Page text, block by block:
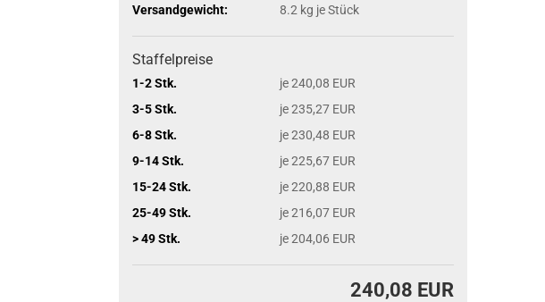
Versandgewicht:
8.2 kg je Stück
Staffelpreise
1-2 Stk.
je 240,08 EUR
3-5 Stk.
je 235,27 EUR
6-8 Stk.
je 230,48 EUR
9-14 Stk.
je 225,67 EUR
15-24 Stk.
je 220,88 EUR
25-49 Stk.
je 216,07 EUR
> 49 Stk.
je 204,06 EUR
240,08 EUR